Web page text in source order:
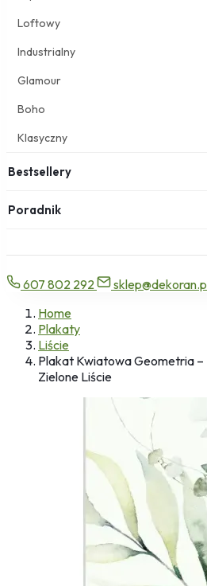
Loftowy
Industrialny
Glamour
Boho
Klasyczny
Bestsellery
Poradnik
607 802 292
Home
Plakaty
Liście
Plakat Kwiatowa Geometria –
Zielone Liście